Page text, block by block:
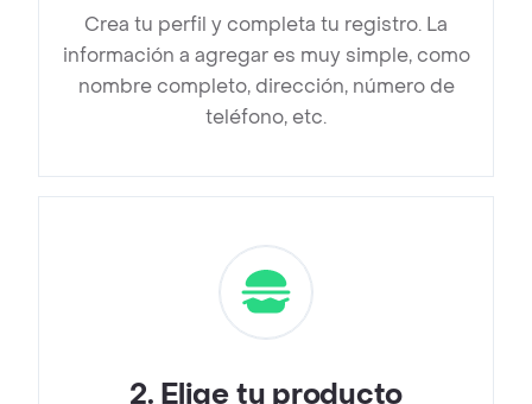
Crea tu perfil y completa tu registro. La
información a agregar es muy simple, como
nombre completo, dirección, número de
teléfono, etc.
2. Elige tu producto